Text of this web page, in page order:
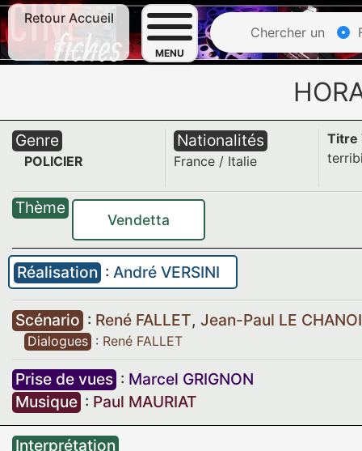
Retour Accueil
MENU
Chercher un
Genre
POLICIER
Nationalités
France / Italie
Titre
Thème
Vendetta
Réalisation : André VERSINI
Scénario : René FALLET, Jean-Paul LE
Dialogues : René FALLET
Prise de vues : Marcel GRIGNON
Musique : Paul MAURIAT
Interprétation